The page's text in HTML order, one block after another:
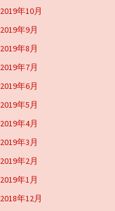
2019年10月
2019年9月
2019年8月
2019年7月
2019年6月
2019年5月
2019年4月
2019年3月
2019年2月
2019年1月
2018年12月